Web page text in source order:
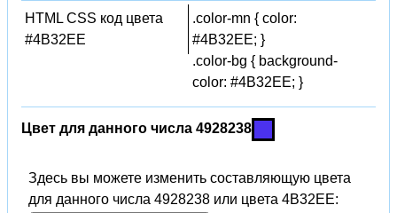
HTML CSS код цвета
#4B32EE
.color-mn { color:
#4B32EE; }
.color-bg { background-
color: #4B32EE; }
Цвет для данного числа 4928238
Здесь вы можете изменить составляющую цвета
для данного числа 4928238 или цвета 4B32EE: